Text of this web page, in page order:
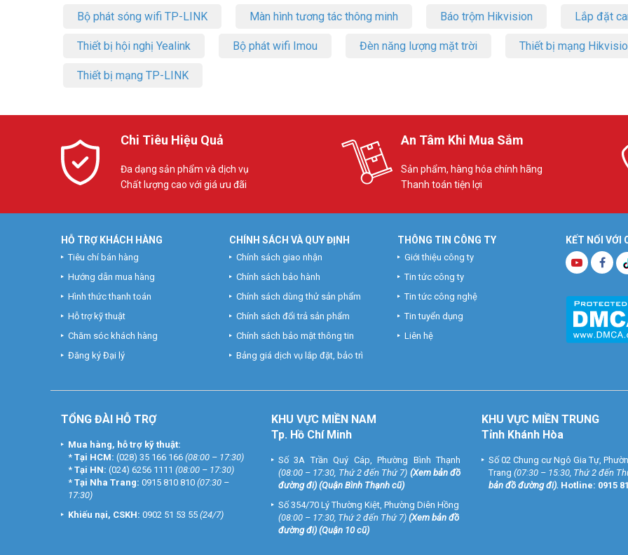
Bộ phát sóng wifi TP-LINK Màn hình tương tác thông minh Báo trộm Hikvision Lắp đặt
Thiết bị hội nghị Yealink Bộ phát wifi Imou Đèn năng lượng mặt trời Thiết bị mạng
Thiết bị mạng TP-LINK
Chi Tiêu Hiệu Quả
Đa dạng sản phẩm và dịch vụ
Chất lượng cao với giá ưu đãi
An Tâm Khi Mua Sắm
Sản phẩm, hàng hóa chính hãng
Thanh toán tiện lợi
KẾT NỐI VỚI
HỖ TRỢ KHÁCH HÀNG
Tiêu chí bán hàng
Hướng dẫn mua hàng
Hình thức thanh toán
Hỗ trợ kỹ thuật
Chăm sóc khách hàng
Đăng ký Đại lý
CHÍNH SÁCH VÀ QUY ĐỊNH
Chính sách giao nhận
Chính sách bảo hành
Chính sách dùng thử sản phẩm
Chính sách đổi trả sản phẩm
Chính sách bảo mật thông tin
Bảng giá dịch vụ lắp đặt, bảo trì
THÔNG TIN CÔNG TY
Giới thiệu công ty
Tin tức công ty
Tin tức công nghệ
Tin tuyển dụng
Liên hệ
TỔNG ĐÀI HỖ TRỢ
Mua hàng, hỗ trợ kỹ thuật:
* Tại HCM: (028) 35 166 166 (08:00 – 17:30)
* Tại HN: (024) 6256 1111 (08:00 – 17:30)
* Tại Nha Trang: 0915 810 810 (07:30 –
17:30)
Khiếu nại, CSKH: 0902 51 53 55 (24/7)
KHU VỰC MIỀN NAM
Tp. Hồ Chí Minh
Số 3A Trần Quý Cáp, Phường Bình Thạnh
(08:00 – 17:30, Thứ 2 đến Thứ 7) (Xem bản đồ
đường đi) (Quận Bình Thạnh cũ)
Số 354/70 Lý Thường Kiệt, Phường Diên Hồng
(08:00 – 17:30, Thứ 2 đến Thứ 7) (Xem bản đồ
đường đi) (Quận 10 cũ)
KHU VỰC MIỀN TRUNG
Tỉnh Khánh Hòa
Số 02 Chung cư Ngô Gia Tự,
Trang (07:30 – 15:30, Thứ 2 đến
bản đồ đường đi). Hotline: 0915